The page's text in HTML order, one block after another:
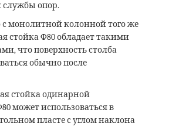
службы опор.
монолитной колонной того же
стойкаΦ80 обладает такими
что поверхность столба
обычно после
стойка одинарной
80 может использоваться в
пласте с углом наклона